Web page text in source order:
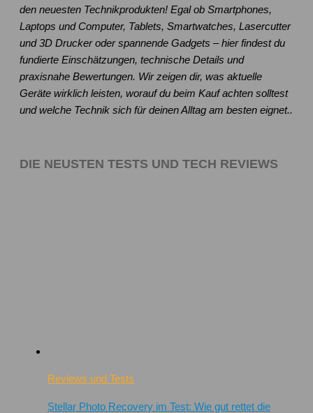
den neuesten Technikprodukten! Egal ob Smartphones,
Laptops und Computer, Tablets, Smartwatches, Lasercutter
und 3D Drucker oder spannende Gadgets – hier findest du
fundierte Einschätzungen, technische Details und
praxisnahe Bewertungen. Wir zeigen dir, was aktuelle
Geräte wirklich leisten, worauf du beim Kauf achten solltest
und welche Technik sich für deinen Alltag am besten eignet..
DIE NEUSTEN TESTS UND TECH REVIEWS
Reviews und Tests
Stellar Photo Recovery im Test: Wie gut rettet die